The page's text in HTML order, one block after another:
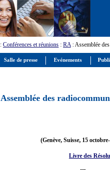
: Conférences et réunions : RA: Assemblée
Assemblée des
(Genève, Suisse, 15
Livre des
Salle de presse Evénements